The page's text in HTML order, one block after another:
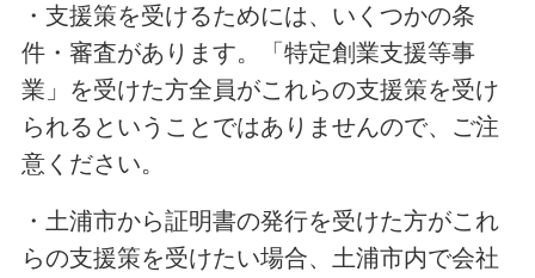
・支援策を受けるためには、いくつかの条
件・審査があります。「特定創業支援等事
業」を受けた方全員がこれらの支援策を受け
られるということではありませんので、ご注
意ください。
・土浦市から証明書の発行を受けた方がこれ
らの支援策を受けたい場合、土浦市内で会社